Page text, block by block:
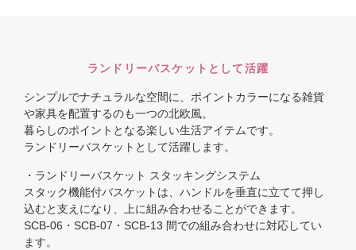
ランドリーバスケットとして活躍
シンプルでナチュラルな空間に、ポイントカラーになる雑貨
や家具を配置するのも一つの北欧風。
暮らしのポイントとなる楽しい生活アイテムです。
ランドリーバスケットとして活躍します。
・ランドリーバスケット スタッキングシステム
スタック機能付バスケットは、ハンドルを垂直に立てて押し
込むと支えになり、上に組み合わせることができます。
SCB-06・SCB-07・SCB-13 間での組み合わせに対応してい
ます。